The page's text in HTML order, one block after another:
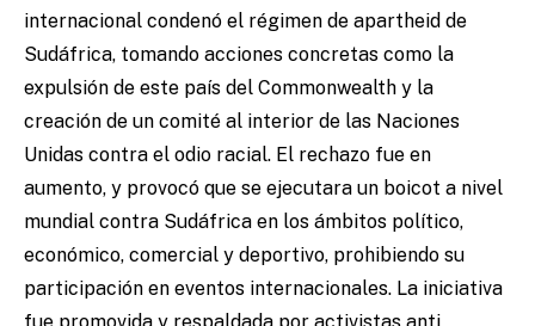
internacional condenó el régimen de apartheid de
Sudáfrica, tomando acciones concretas como la
expulsión de este país del Commonwealth y la
creación de un comité al interior de las Naciones
Unidas contra el odio racial. El rechazo fue en
aumento, y provocó que se ejecutara un boicot a nivel
mundial contra Sudáfrica en los ámbitos político,
económico, comercial y deportivo, prohibiendo su
participación en eventos internacionales. La iniciativa